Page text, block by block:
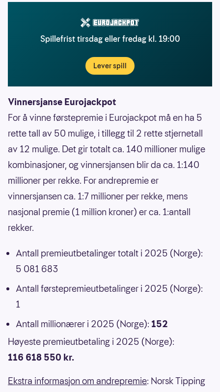
Spillefrist tirsdag eller fredag kl. 19:00
Lever spill
Vinnersjanse Eurojackpot
For å vinne førstepremie i Eurojackpot må en ha 5
rette tall av 50 mulige, i tillegg til 2 rette stjernetall
av 12 mulige. Det gir totalt ca. 140 millioner mulige
kombinasjoner, og vinnersjansen blir da ca. 1:140
millioner per rekke. For andrepremie er
vinnersjansen ca. 1:7 millioner per rekke, mens
nasjonal premie (1 million kroner) er ca. 1:antall
rekker.
Antall premieutbetalinger totalt i 2025 (Norge):
5 081 683
Antall førstepremieutbetalinger i 2025 (Norge):
1
Antall millionærer i 2025 (Norge): 152
Høyeste premieutbetaling i 2025 (Norge):
116 618 550 kr.
Ekstra informasjon om andrepremie: Norsk Tipping